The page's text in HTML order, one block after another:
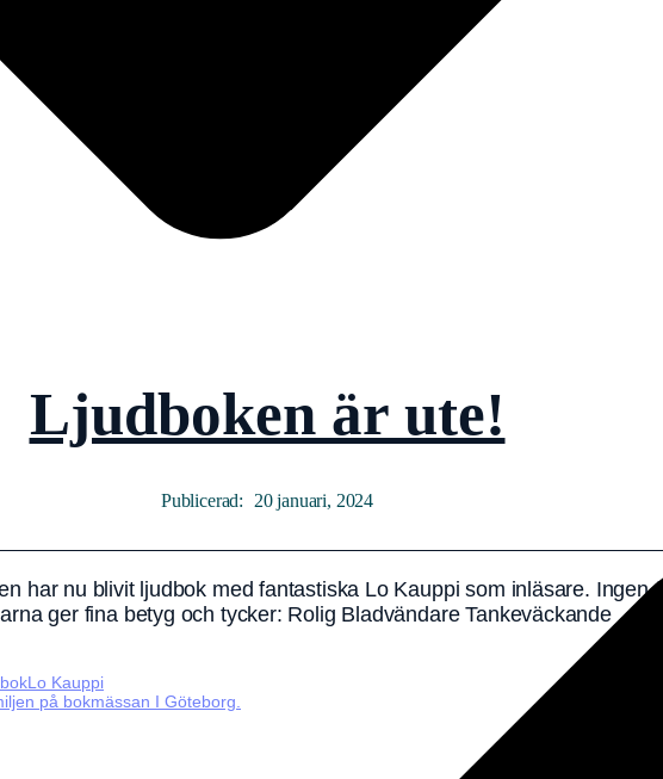
Ljudboken är ute!
20 januari, 2024
har nu blivit ljudbok med fantastiska Lo Kauppi som inläsare. Ingen är
ger fina betyg och tycker: Rolig Bladvändare Tankeväckande
Lo Kauppi